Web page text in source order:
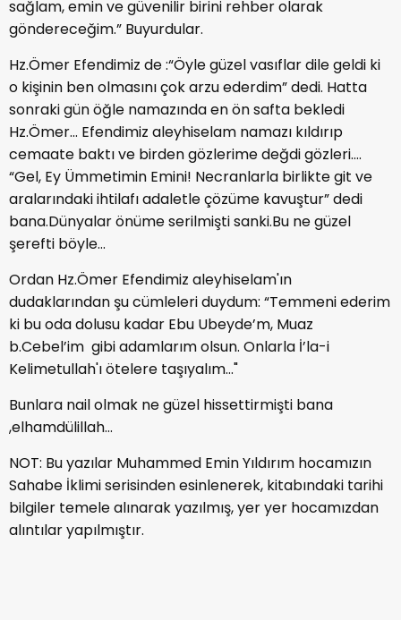
sağlam, emin ve güvenilir birini rehber olarak
göndereceğim.” Buyurdular.
Hz.Ömer Efendimiz de :“Öyle güzel vasıflar dile geldi ki
o kişinin ben olmasını çok arzu ederdim” dedi. Hatta
sonraki gün öğle namazında en ön safta bekledi
Hz.Ömer... Efendimiz aleyhiselam namazı kıldırıp
cemaate baktı ve birden gözlerime değdi gözleri....
“Gel, Ey Ümmetimin Emini! Necranlarla birlikte git ve
aralarındaki ihtilafı adaletle çözüme kavuştur” dedi
bana.Dünyalar önüme serilmişti sanki.Bu ne güzel
şerefti böyle...
Ordan Hz.Ömer Efendimiz aleyhiselam'ın
dudaklarından şu cümleleri duydum: “Temmeni ederim
ki bu oda dolusu kadar Ebu Ubeyde’m, Muaz
b.Cebel’im gibi adamlarım olsun. Onlarla İ’la-i
Kelimetullah'ı ötelere taşıyalım..."
Bunlara nail olmak ne güzel hissettirmişti bana
,elhamdülillah...
NOT: Bu yazılar Muhammed Emin Yıldırım hocamızın
Sahabe İklimi serisinden esinlenerek, kitabındaki tarihi
bilgiler temele alınarak yazılmış, yer yer hocamızdan
alıntılar yapılmıştır.